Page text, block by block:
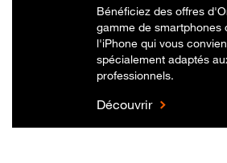
Bénéficiez des offres
gamme de smartphones
l'iPhone qui vous
spécialement adaptés
professionnels.
Découvrir